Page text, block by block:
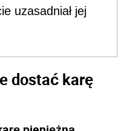
uzasadniał jej
dostać karę